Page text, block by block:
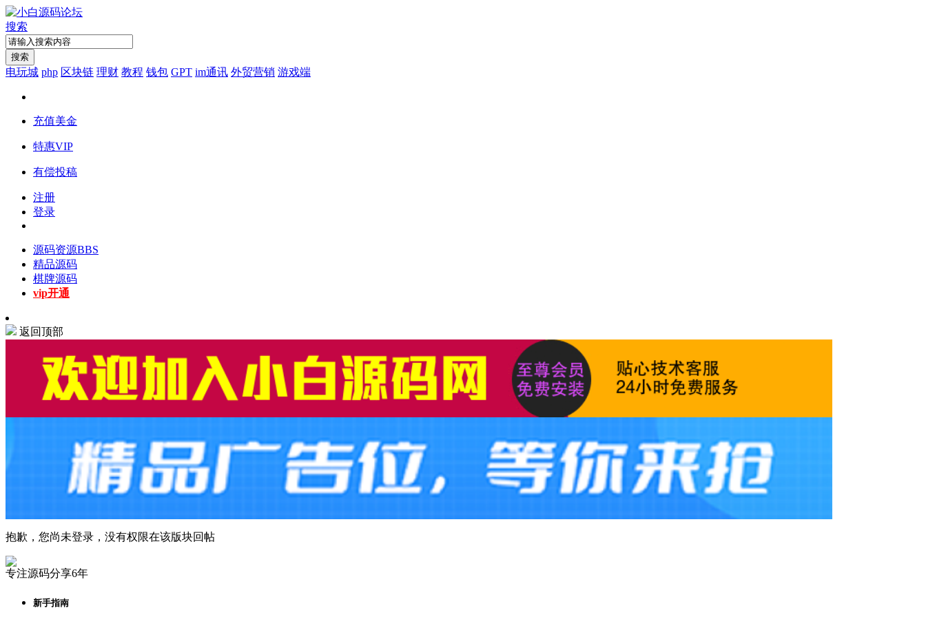
搜索
搜索
电玩城 php 区块链 理财 教程 钱包 GPT im通讯 外贸营销 游戏端
充值美金
特惠VIP
有偿投稿
注册
登录
源码资源BBS
精品源码
棋牌源码
vip开通
返回顶部
抱歉，您尚未登录，没有权限在该版块回帖
专注源码分享6年
新手指南